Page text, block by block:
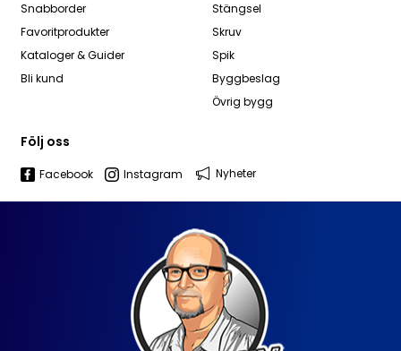
Snabborder
Favoritprodukter
Kataloger & Guider
Bli kund
Följ oss
Facebook Instagram Nyheter
Stängsel
Skruv
Spik
Byggbeslag
Övrig bygg